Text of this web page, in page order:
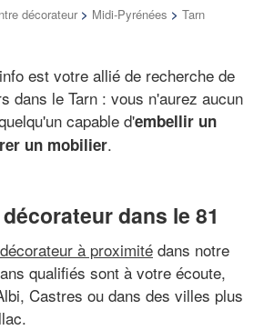
décorateur > Midi-Pyrénées > Tarn
est votre allié de recherche de
dans le Tarn : vous n'aurez aucun
capable d'embellir un
un mobilier.
dans le 81
à proximitédans notre
qualifiés sont à votre écoute,
Castres ou dans des villes plus